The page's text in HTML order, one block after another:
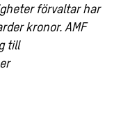
förvaltar har
kronor. AMF
till